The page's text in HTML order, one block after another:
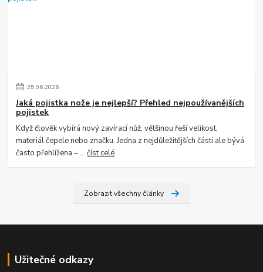
25.06.2026
Jaká pojistka nože je nejlepší? Přehled nejpoužívanějších
pojistek
Když člověk vybírá nový zavírací nůž, většinou řeší velikost,
materiál čepele nebo značku. Jedna z nejdůležitějších částí ale bývá
často přehlížena – ...číst celé
Zobrazit všechny články
Užitečné odkazy